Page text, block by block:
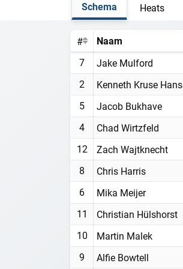
Schema Heats
# Naam
7
Jake Mulford
2 Kenneth Kruse
5 Jacob Bukhave
4 Chad Wirtzfeld
12 Zach Wajtknecht
8 Chris Harris
6 Mika Meijer
11 Christian Hülshorst
10 Martin Malek
9 Alfie Bowtell